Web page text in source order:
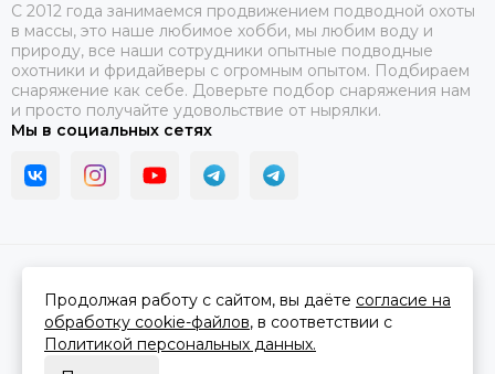
C 2012 года занимаемся продвижением подводной охоты
в массы, это наше любимое хобби, мы любим воду и
природу, все наши сотрудники опытные подводные
охотники и фридайверы с огромным опытом. Подбираем
снаряжение как себе. Доверьте подбор снаряжения нам
и просто получайте удовольствие от нырялки.
Мы в социальных сетях
Сделано вMOSK.STUDIOдля платформыInSales
Продолжая работу с сайтом, вы даёте согласие на
обработку cookie-файлов, в соответствии с
Политикой персональных данных.